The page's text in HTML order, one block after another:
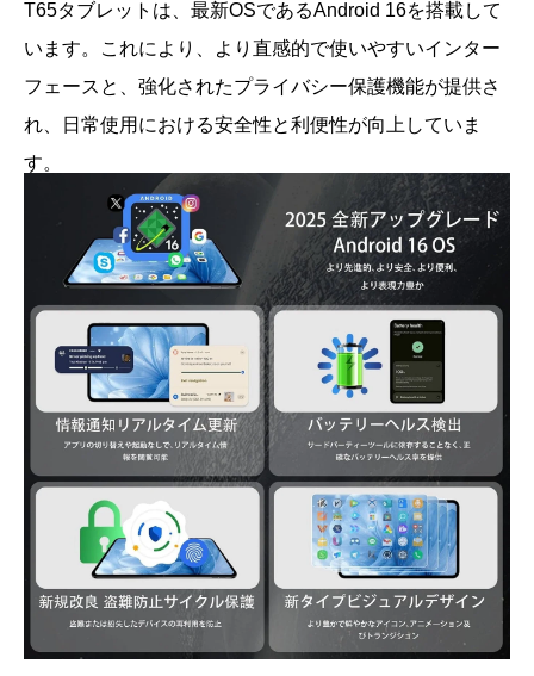
T65タブレットは、最新OSであるAndroid 16を搭載して
います。これにより、より直感的で使いやすいインター
フェースと、強化されたプライバシー保護機能が提供さ
れ、日常使用における安全性と利便性が向上していま
す。